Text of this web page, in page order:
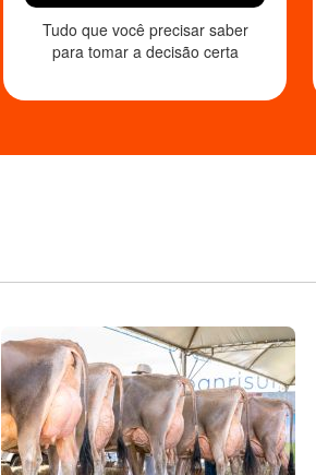
Tudo que você precisar saber
para tomar a decisão certa